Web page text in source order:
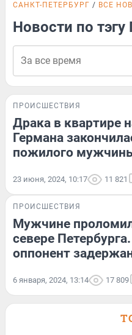
САНКТ-ПЕТЕРБУРГ ВСЕ
Новости по
ПРОИСШЕСТВИЯ
Драка в квартире
Германа
пожилого
23 июня, 2024, 10:17 11 821
ПРОИСШЕСТВИЯ
Мужчине
севере
оппонент
6 января, 2024, 13:14 17 809